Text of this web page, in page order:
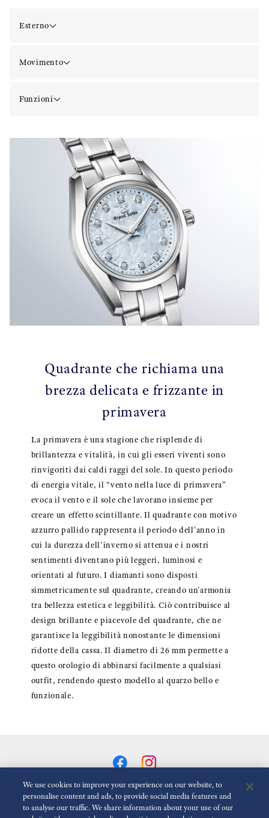
Esterno
Movimento
Funzioni
Quadrante che richiama una
brezza delicata e frizzante in
primavera
La primavera è una stagione che risplende di
brillantezza e vitalità, in cui gli esseri viventi sono
rinvigoriti dai caldi raggi del sole. In questo periodo
di energia vitale, il “vento nella luce di primavera”
evoca il vento e il sole che lavorano insieme per
creare un effetto scintillante. Il quadrante con motivo
azzurro pallido rappresenta il periodo dell'anno in
cui la durezza dell'inverno si attenua e i nostri
sentimenti diventano più leggeri, luminosi e
orientati al futuro. I diamanti sono disposti
simmetricamente sul quadrante, creando un'armonia
tra bellezza estetica e leggibilità. Ciò contribuisce al
design brillante e piacevole del quadrante, che ne
garantisce la leggibilità nonostante le dimensioni
ridotte della cassa. Il diametro di 26 mm permette a
questo orologio di abbinarsi facilmente a qualsiasi
outfit, rendendo questo modello al quarzo bello e
funzionale.
We use cookies to improve your experience on our website, to
personalise content and ads, to provide social media features and
to analyse our traffic. We share information about your use of our